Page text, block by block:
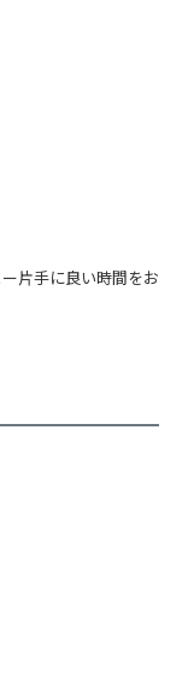
片手に良い時間をお